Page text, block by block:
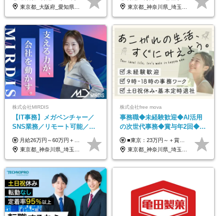
東京都_大阪府_愛知県_北海道_宮城県_新潟県_石川県_静岡県_広島県_福岡県_沖縄県
東京都_神奈川県_埼玉県_千葉県
株式会社MIRDIS
【IT事務】メガベンチャー／
SNS業務／リモート可能／未
経験◎
月給26万円～60万円＋賞与1回＋各種手当 ★Point：経験者の方は100％年収UPでの待遇提示も可能！ ※試用期間6カ月 ※期間中は月給20万円以上～スタート ※期間中は契約社員
東京都_神奈川県_埼玉県_千葉県
株式会社free mova
事務職◆未経験歓迎◆AI活用
の次世代事務◆賞与年2回◆ネ
イルOK◆残業なし/4JIM
■東京：23万円～＋賞与年2回 ■その他：22万円～＋賞与年2回 ※給与はスキル・経験・能力を考慮して決定します。 ※残業代は別途支給いたします。 ※実績により随時基本給アップが可能。 入社1年で8～9万円上がった実績もあります！ ＜各種手当＞ ■皆勤手当（インセンティブ） ■交通費全額支給 ■資格祝い金（1万円～4万円） └MOS、日商簿記、TOEIC、秘書検定、ITパスポートなど
東京都_神奈川県_埼玉県_千葉県_大阪府_愛知県_北海道_青森県_岩手県_宮城県_秋田県_山形県_福島県_茨城県_栃木県_群馬県_新潟県_山梨県_長野県_富山県_石川県_福井県_静岡県_岐阜県_三重県_兵庫県_京都府_滋賀県_奈良県_和歌山県_広島県_岡山県_鳥取県_島根県_山口県_徳島県_香川県_愛媛県_高知県_福岡県_熊本県_佐賀県_長崎県_大分県_宮崎県_鹿児島県_沖縄県